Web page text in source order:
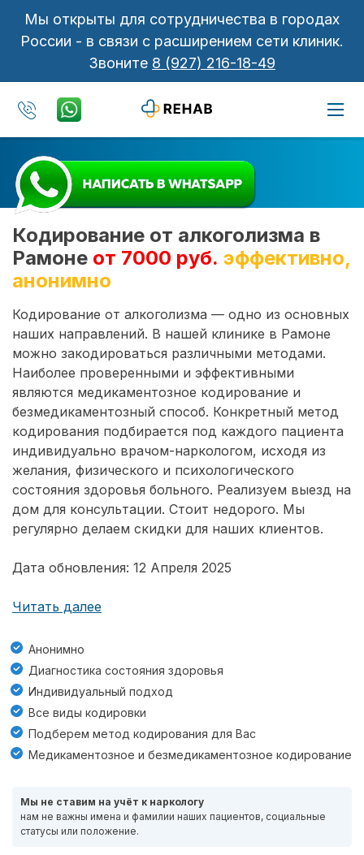
Мы открыты для сотрудничества в городах
России - в связи с расширением сети клиник.
Звоните 8 (927) 216-18-49
Кодирование от алкоголизма в
Рамоне от 7000 руб. эффективно,
анонимно
Кодирование от алкоголизма — одно из основных
наших направлений. В нашей клинике в Рамоне
можно закодироваться различными методами.
Наиболее проверенными и эффективными
являются медикаментозное кодирование и
безмедикаментозный способ. Конкретный метод
кодирования подбирается под каждого пациента
индивидуально врачом-наркологом, исходя из
желания, физического и психологического
состояния здоровья больного. Реализуем выезд на
дом для консультации. Стоит недорого. Мы
регулярно делаем скидки для наших клиентов.
Дата обновления: 12 Апреля 2025
Читать далее
Анонимно
Диагностика состояния здоровья
Индивидуальный подход
Все виды кодировки
Подберем метод кодирования для Вас
Медикаментозное и безмедикаментозное кодирование
Мы не ставим на учёт к наркологу
нам не важны имена и фамилии наших пациентов, социальные
статусы или положение.